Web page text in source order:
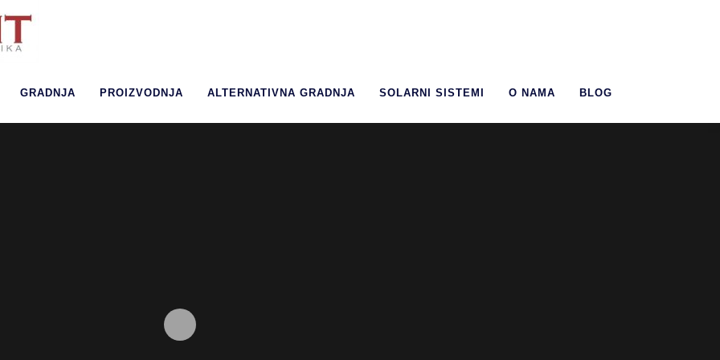
GRADNJA PROIZVODNJA ALTERNATIVNA GRADNJA SOLARNI SISTEMI O NAMA BLOG